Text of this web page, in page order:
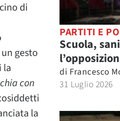
di
gesto
la
con
la
PARTITI E
Scuola,
di Francesco
31 Luglio 2026